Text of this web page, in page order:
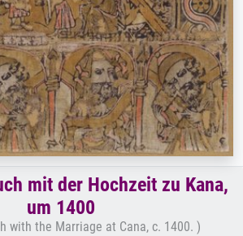
mit der Hochzeit zu Kana,
um 1400
with the Marriage at Cana, c. 1400. )